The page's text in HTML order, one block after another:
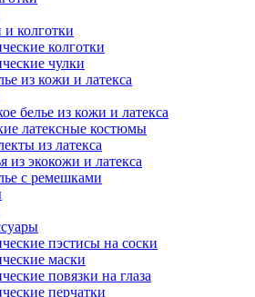
и колготки
колготки
чулки
из кожи и латекса
белье из кожи и латекса
латексные костюмы
из латекса
из экокожи и латекса
с ремешками
пэстисы на соски
маски
повязки на глаза
перчатки